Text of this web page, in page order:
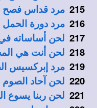
215 مرد قداس فصح
216 مرد دورة
217 لحن أساساته
218 لحن أنت هي
219 مرد إبركسيس
220 لحن آحاد
221 لحن ربنا يسوع